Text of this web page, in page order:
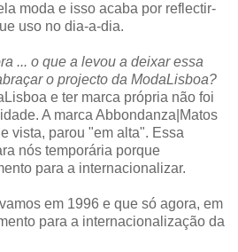
moda e isso acaba por reflectir-
uso no dia-a-dia.
... o que a levou a deixar essa
o projecto da ModaLisboa?
e ter marca própria não foi
A marca Abbondanza|Matos
vista, parou "em alta". Essa
nós temporária porque
para a internacionalizar.
em 1996 e que só agora, em
para a internacionalização da